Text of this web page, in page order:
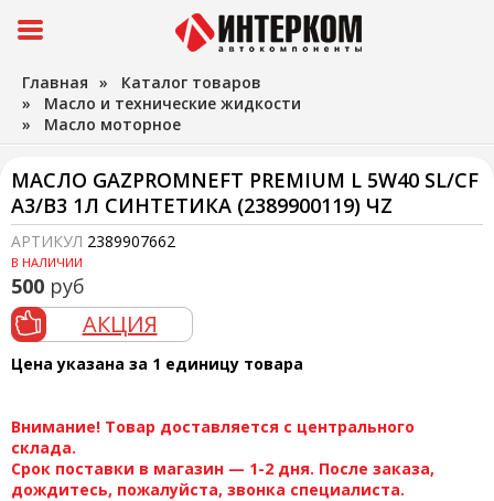
Главная » Каталог товаров
» Масло и технические жидкости
» Масло моторное
МАСЛО GAZPROMNEFT PREMIUM L 5W40 SL/CF
A3/B3 1Л СИНТЕТИКА (2389900119) ЧZ
АРТИКУЛ 2389907662
В НАЛИЧИИ
500 руб
АКЦИЯ
Цена указана за 1 единицу товара
Внимание! Товар доставляется с центрального
склада.
Срок поставки в магазин — 1-2 дня. После заказа,
дождитесь, пожалуйста, звонка специалиста.